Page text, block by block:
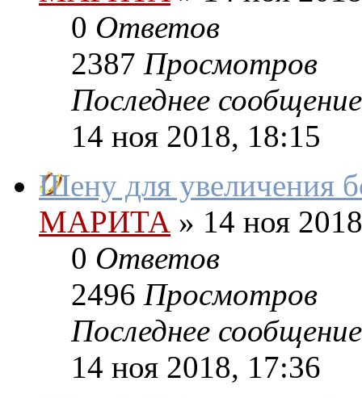
0 Ответов
2387 Просмотров
Последнее сообщение
14 ноя 2018, 18:15
Шену для увеличения
МАРИТА » 14 ноя
0 Ответов
2496 Просмотров
Последнее сообщение
14 ноя 2018, 17:36